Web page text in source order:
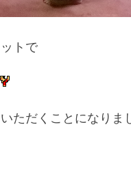
トで
ただくことにな りま